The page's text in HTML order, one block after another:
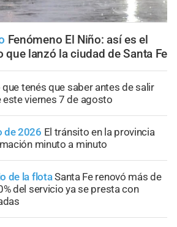
Fenómeno El Niño: así es el
lanzó la ciudad de Santa Fe
tenés que saber antes de salir
este viernes 7 de agosto
de 2026 El tránsito en la provincia
minuto a minuto
de la flotaSanta Fe renovó más de
del servicio ya se presta con